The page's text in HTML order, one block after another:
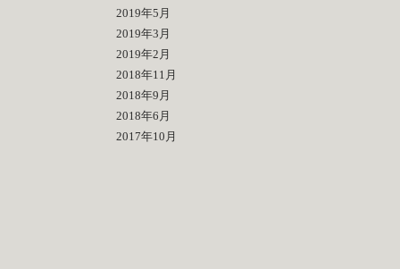
2019年5月
2019年3月
2019年2月
2018年11月
2018年9月
2018年6月
2017年10月